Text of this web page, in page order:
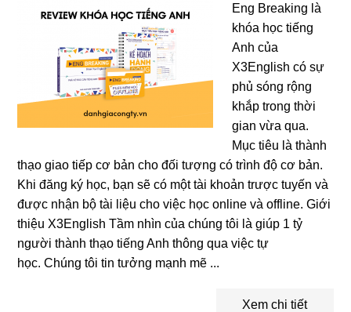
Eng Breaking là
khóa học tiếng
Anh của
X3English có sự
phủ sóng rộng
khắp trong thời
gian vừa qua.
Mục tiêu là thành
thạo giao tiếp cơ bản cho đối tượng có trình độ cơ bản.
Khi đăng ký học, bạn sẽ có một tài khoản trược tuyến và
được nhận bộ tài liệu cho việc học online và offline. Giới
thiệu X3English Tầm nhìn của chúng tôi là giúp 1 tỷ
người thành thạo tiếng Anh thông qua việc tự
học. Chúng tôi tin tưởng mạnh mẽ ...
Xem chi tiết